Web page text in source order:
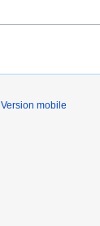
Version mobile